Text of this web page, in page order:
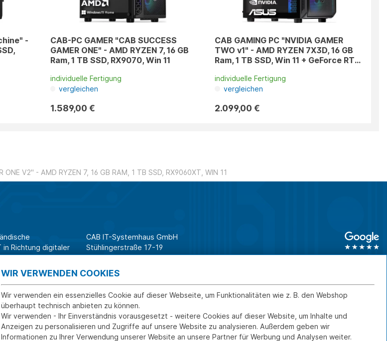
-
CAB-PC GAMER "CAB SUCCESS
GAMER ONE" - AMD RYZEN 7, 16 GB
Ram, 1 TB SSD, RX9070, Win 11
individuelle Fertigung
vergleichen
1.589,00 €
CAB GAMING PC "NVIDIA GAMER
TWO v1" - AMD RYZEN 7X3D, 16 GB
Ram, 1 TB SSD, Win 11 + GeForce RTX
individuelle Fertigung
vergleichen
2.099,00 €
ONE V2" - AMD RYZEN 7, 16 GB RAM, 1 TB SSD, RX9060XT, WIN 11
in Richtung digitaler
Effizienz am
CAB IT-Systemhaus GmbH
Stühlingerstraße 17-19
79106 Freiburg
Tel. Shop für Privatkunden
Über CAB
Kontakt
WIR VERWENDEN COOKIES
Wir verwenden ein essenzielles Cookie auf dieser Webseite, um Funktionalitäten wie z. B. den Webshop
überhaupt technisch anbieten zu können.
Wir verwenden - Ihr Einverständnis vorausgesetzt - weitere Cookies auf dieser Website, um Inhalte und
Anzeigen zu personalisieren und Zugriffe auf unsere Website zu analysieren. Außerdem geben wir
Informationen zu Ihrer Verwendung unserer Website an unsere Partner für Werbung und Analysen weiter.